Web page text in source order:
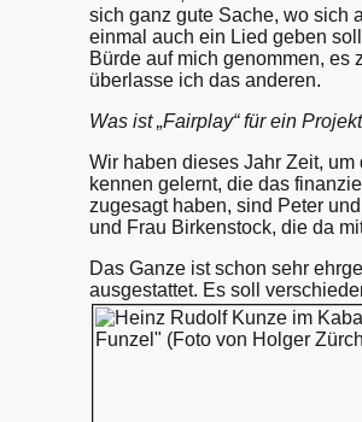
sich ganz gute Sache, wo sich
einmal auch ein Lied geben
Bürde auf mich genommen,
überlasse ich das anderen.
Was ist „Fairplay“ für ein
Wir haben dieses Jahr Zeit,
kennen gelernt, die das
zugesagt haben, sind Peter
und Frau Birkenstock, die da
Das Ganze ist schon sehr
ausgestattet. Es soll